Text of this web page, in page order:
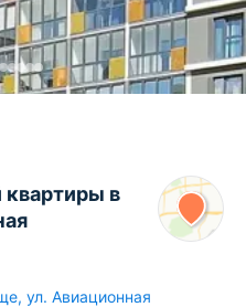
в
, ул. Авиационная